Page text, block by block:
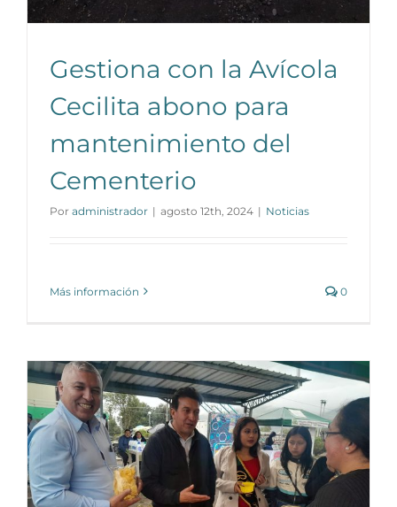
Gestiona con la Avícola
Cecilita abono para
mantenimiento del
Cementerio
Por administrador | agosto 12th, 2024 | Noticias
Más información 0